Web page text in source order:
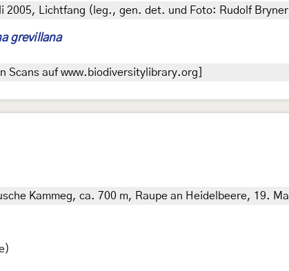
Lichtfang (leg., gen. det. und Foto: Rudolf
grevillana
Scans auf www.biodiversitylibrary.org]
Kammeg, ca. 700 m, Raupe an Heidelbeere, 19.